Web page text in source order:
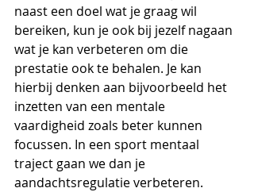
naast een doel wat je graag wil
bereiken, kun je ook bij jezelf nagaan
wat je kan verbeteren om die
prestatie ook te behalen. Je kan
hierbij denken aan bijvoorbeeld het
inzetten van een mentale
vaardigheid zoals beter kunnen
focussen. In een sport mentaal
traject gaan we dan je
aandachtsregulatie verbeteren.